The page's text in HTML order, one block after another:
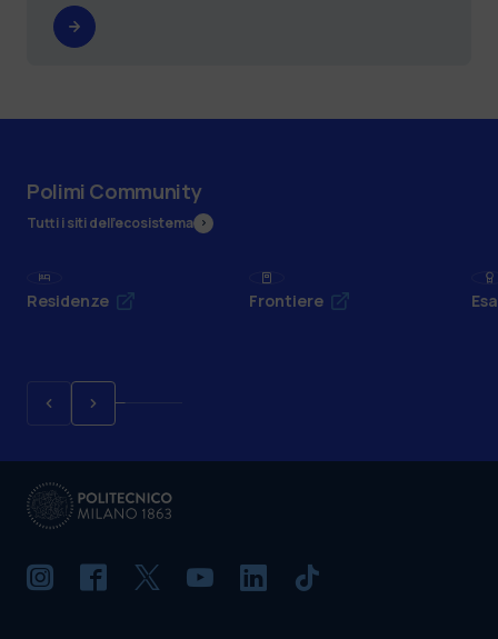
Polimi Community
Tutti i siti dell’ecosistema
Residenze Frontiere